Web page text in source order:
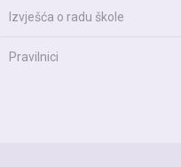
Izvješća o radu škole
Pravilnici